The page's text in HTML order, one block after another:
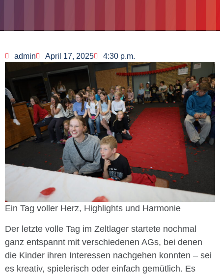
admin April 17, 2025 4:30 p.m.
Ein Tag voller Herz, Highlights und Harmonie
Der letzte volle Tag im Zeltlager startete nochmal
ganz entspannt mit verschiedenen AGs, bei denen
die Kinder ihren Interessen nachgehen konnten – sei
es kreativ, spielerisch oder einfach gemütlich. Es